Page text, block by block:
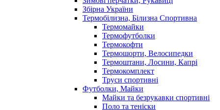
Збірна України
Термобілизна, Білизна Спортивна
Термомайки
Термофутболки
Термокофти
Термошорти, Велосипедки
Термоштани, Лосини, Капрі
Термокомплект
Труси спортивні
Футболки, Майки
Майки та безрукавки спортивні
Поло та теніски